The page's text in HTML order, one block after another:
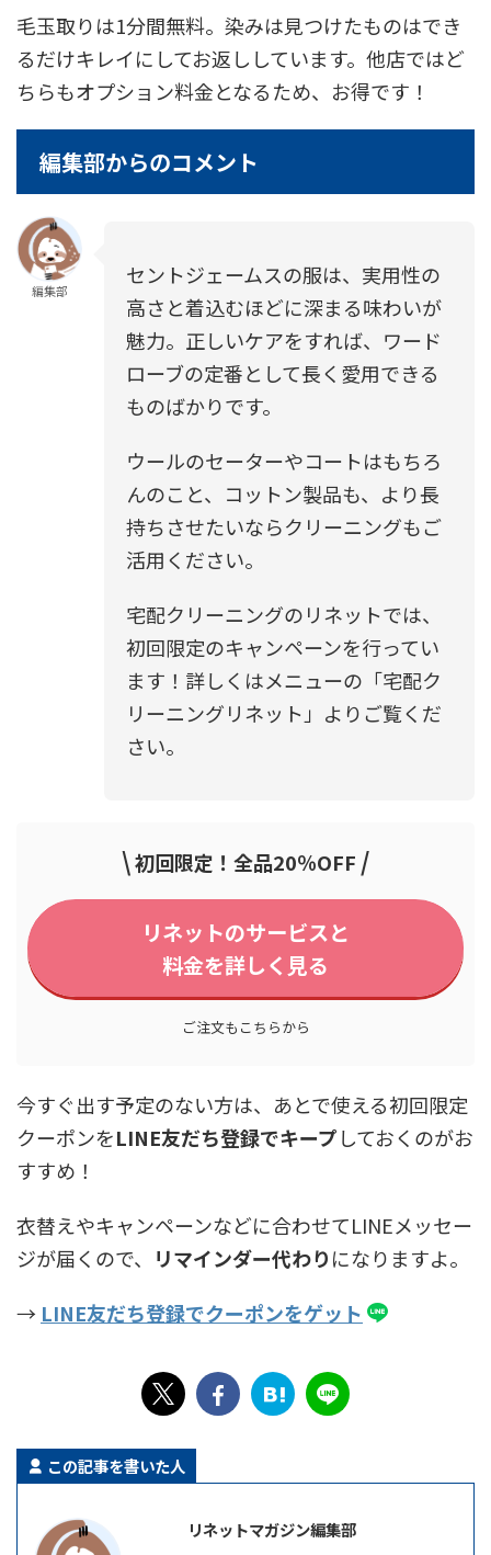
毛玉取りは1分間無料。染みは見つけたものはでき
るだけキレイにしてお返ししています。他店ではど
ちらもオプション料金となるため、お得です！
編集部からのコメント
編集部
セントジェームスの服は、実用性の
高さと着込むほどに深まる味わいが
魅力。正しいケアをすれば、ワード
ローブの定番として長く愛用できる
ものばかりです。
ウールのセーターやコートはもちろ
んのこと、コットン製品も、より長
持ちさせたいならクリーニングもご
活用ください。
宅配クリーニングのリネットでは、
初回限定のキャンペーンを行ってい
ます！詳しくはメニューの「宅配ク
リーニングリネット」よりご覧くだ
さい。
\初回限定！全品20％OFF /
リネットのサービスと
料金を詳しく見る
ご注文もこちらから
今すぐ出す予定のない方は、あとで使える初回限定
クーポンをLINE友だち登録でキープしておくのがお
すすめ！
衣替えやキャンペーンなどに合わせてLINEメッセー
ジが届くので、
リマインダー代わりになりますよ。
→ LINE友だち登録でクーポンをゲット
この記事を書いた人
リネットマガジン編集部